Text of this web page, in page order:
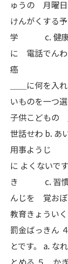
ゅうの 月曜
けんがくす
学 c. 健康
に 電話でん
癌 c. 毎
＿＿に何を入
いものを一つ
子供こどもの
世話せわ
用事ようじ
に よくないで
き c. 習慣し
んじを 覚お
教育きょうい
罰金ばっきん
とです。 a.